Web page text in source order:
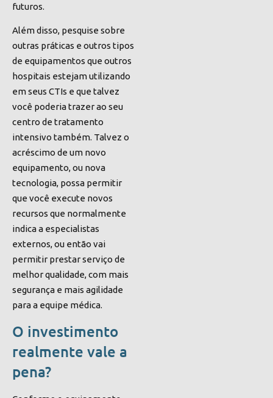
futuros.
Além disso, pesquise sobre
outras práticas e outros tipos
de equipamentos que outros
hospitais estejam utilizando
em seus CTIs e que talvez
você poderia trazer ao seu
centro de tratamento
intensivo também. Talvez o
acréscimo de um novo
equipamento, ou nova
tecnologia, possa permitir
que você execute novos
recursos que normalmente
indica a especialistas
externos, ou então vai
permitir prestar serviço de
melhor qualidade, com mais
segurança e mais agilidade
para a equipe médica.
O investimento
realmente vale a
pena?